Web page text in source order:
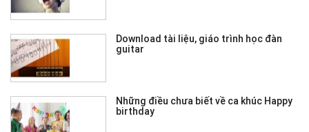
Download tài liệu, giáo trình học đàn
guitar
Những điều chưa biết về ca khúc Happy
birthday